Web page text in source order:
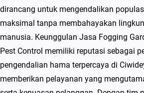
dirancang untuk mengendalikan
maksimal tanpa membahayakan
manusia. Keunggulan Jasa Fogging
Pest Control memiliki reputasi sebagai
pengendalian hama terpercaya di
memberikan pelayanan yang